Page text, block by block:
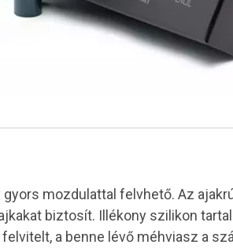
mozdulattal felvhető. Az
biztosít. Illékony szilikon
a benne lévő méhviasz a